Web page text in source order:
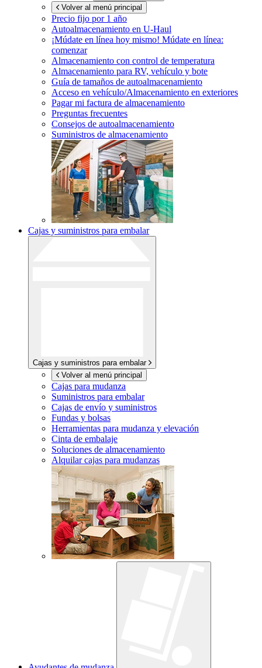
Volver al menú principal
Precio fijo por 1 año
Autoalmacenamiento en U-Haul
¡Múdate en línea hoy mismo! Múdate en línea:
comenzar
Almacenamiento con control de temperatura
Almacenamiento para RV, vehículo y bote
Guía de tamaños de autoalmacenamiento
Acceso en vehículo/Almacenamiento en exteriores
Pagar mi factura de almacenamiento
Preguntas frecuentes
Consejos de autoalmacenamiento
Suministros de almacenamiento
Cajas y suministros para embalar
Cajas y suministros para embalar
Volver al menú principal
Cajas para mudanza
Suministros para embalar
Cajas de envío y suministros
Fundas y bolsas
Herramientas para mudanza y elevación
Cinta de embalaje
Soluciones de almacenamiento
Alquilar cajas para mudanzas